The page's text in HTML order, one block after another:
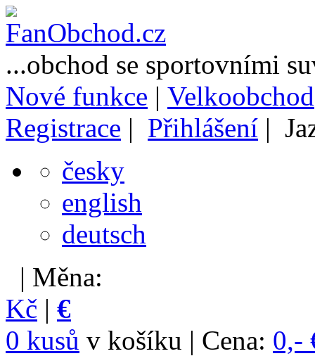
...obchod se sportovními
Nové funkce | Velkoobchod
Registrace | Přihlášení |
česky
english
deutsch
| Měna:
Kč | €
0 kusů v košíku | Cena: 0,-